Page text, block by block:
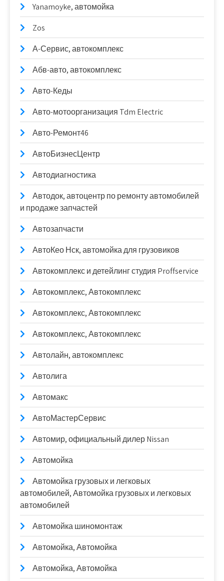
Yanamoyke, автомойка
Zos
А-Сервис, автокомплекс
Абв-авто, автокомплекс
Авто-Кеды
Авто-мотоорганизация Tdm Electric
Авто-Ремонт46
АвтоБизнесЦентр
Автодиагностика
Автодок, автоцентр по ремонту автомобилей
и продаже запчастей
Автозапчасти
АвтоКео Нск, автомойка для грузовиков
Автокомплекс и детейлинг студия Proffservice
Автокомплекс, Автокомплекс
Автокомплекс, Автокомплекс
Автокомплекс, Автокомплекс
Автолайн, автокомплекс
Автолига
Автомакс
АвтоМастерСервис
Автомир, официальный дилер Nissan
Автомойка
Автомойка грузовых и легковых
автомобилей, Автомойка грузовых и легковых
автомобилей
Автомойка шиномонтаж
Автомойка, Автомойка
Автомойка, Автомойка